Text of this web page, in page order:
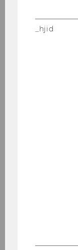
Jahr
_hjid